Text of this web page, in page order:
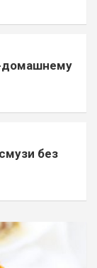
домашнему
без